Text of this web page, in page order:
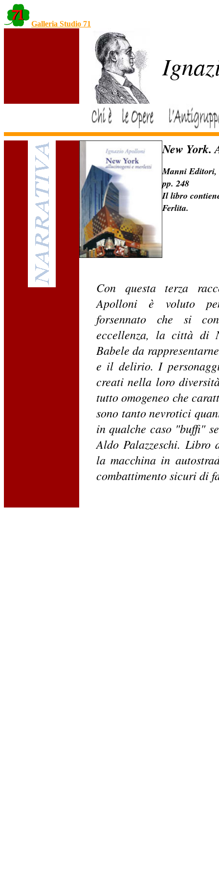
Galleria Studio 71
New York.
Manni Editori,
pp. 248
Il libro
Ferlita.
Con questa terza
Apolloni è voluto
forsennato che si
eccellenza, la città di
Babele da
e il delirio. I
creati nella loro
tutto omogeneo che
sono tanto nevrotici
in qualche caso "buffi"
Aldo Palazzeschi. Libro
la macchina in
combattimento sicuri di